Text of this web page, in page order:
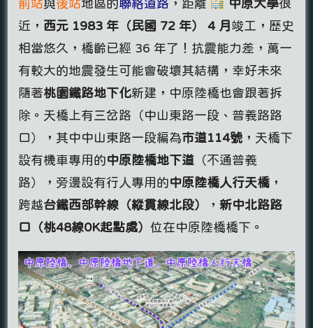
前站與後站地區的聯絡道路 ，距離 中原大學很
近， 西元 1983 年（民國 72 年） 4 月 竣工，歷史
相當悠久，橋齡已經 36 年了！抗震能力差，萬一
有較大的地震發生可能會破壞其結構，幸好未來
隨著桃園鐵路地下化新建，中原陸橋也會跟著拆
除。天橋上有三岔路（中山東路一段、普義路路
口），其中中山東路一段編為市道114號 ，天橋下
設有機車專用的中原陸橋地下道 （不通普義
路），旁邊設有行人專用的中原陸橋人行天橋 ，
跨越台鐵西部幹線（縱貫線北段） ，新中北路路
口（桃48線0K起點處）位在中原陸橋橋下。